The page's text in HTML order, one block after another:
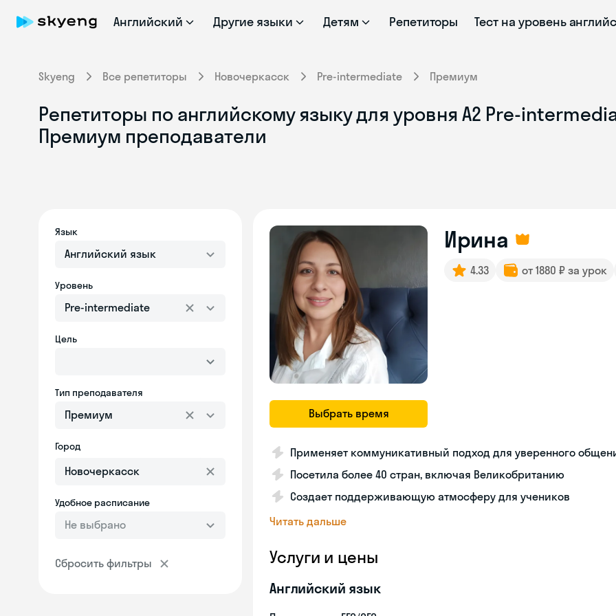
Английский Другие языки Детям Репетиторы Тест на уровень
Skyeng Все репетиторы Новочеркасск Pre-intermediate Премиум
Репетиторы по английскому языку для уровня A2 Pre-
Премиум преподаватели
Язык
Английский язык
Уровень
Pre-intermediate
Цель
Тип преподавателя
Премиум
Город
Удобное расписание
Не выбрано
Сбросить фильтры
Выбрать время
Ирина
4.33 от 1880 ₽ за урок
Применяет коммуникативный подход для уверенного
Посетила более 40 стран, включая Великобританию
Создает поддерживающую атмосферу для учеников
Читать дальше
Услуги и цены
Английский язык